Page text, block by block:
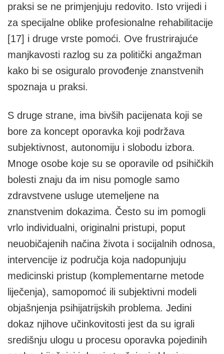
praksi se ne primjenjuju redovito. Isto vrijedi i
za specijalne oblike profesionalne rehabilitacije
[17] i druge vrste pomoći. Ove frustrirajuće
manjkavosti razlog su za politički angažman
kako bi se osiguralo provođenje znanstvenih
spoznaja u praksi.
S druge strane, ima bivših pacijenata koji se
bore za koncept oporavka koji podržava
subjektivnost, autonomiju i slobodu izbora.
Mnoge osobe koje su se oporavile od psihičkih
bolesti znaju da im nisu pomogle samo
zdravstvene usluge utemeljene na
znanstvenim dokazima. Često su im pomogli
vrlo individualni, originalni pristupi, poput
neuobičajenih načina života i socijalnih odnosa,
intervencije iz područja koja nadopunjuju
medicinski pristup (komplementarne metode
liječenja), samopomoć ili subjektivni modeli
objašnjenja psihijatrijskih problema. Jedini
dokaz njihove učinkovitosti jest da su igrali
središnju ulogu u procesu oporavka pojedinih